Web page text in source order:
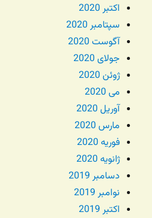
اکتبر 2020
سپتامبر 2020
آگوست 2020
جولای 2020
ژوئن 2020
می 2020
آوریل 2020
مارس 2020
فوریه 2020
ژانویه 2020
دسامبر 2019
نوامبر 2019
اکتبر 2019